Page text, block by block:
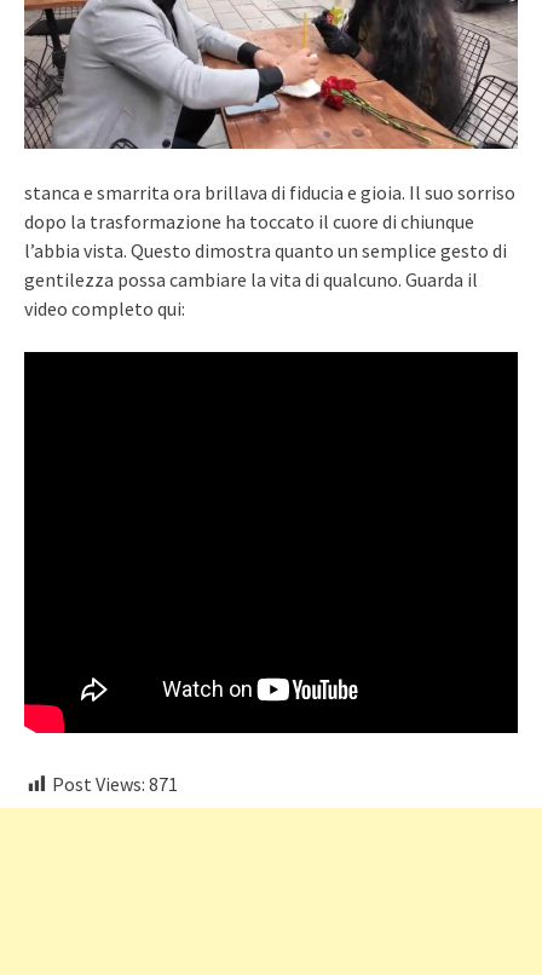
stanca e smarrita ora brillava di fiducia e gioia. Il suo sorriso
dopo la trasformazione ha toccato il cuore di chiunque
l’abbia vista. Questo dimostra quanto un semplice gesto di
gentilezza possa cambiare la vita di qualcuno. Guarda il
video completo qui:
Post Views: 871